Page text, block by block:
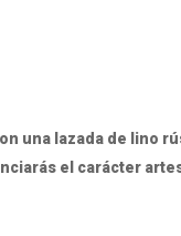
una lazada de lino
el carácter